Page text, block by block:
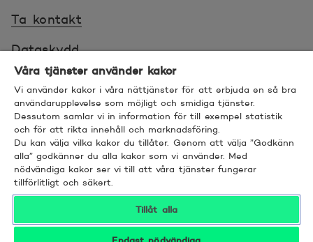
Ta kontakt
Dataskydd
Webbplatscookies
Användarvillkor för webbplats
Villkor
Sköt ärenden tryggt
Tillgänglighet
Bra att veta
Våra tjänster använder kakor
Vi använder kakor i våra nättjänster för att erbjuda en så bra
användarupplevelse som möjligt och smidiga tjänster.
Dessutom samlar vi in information för till exempel statistik
och för att rikta innehåll och marknadsföring.
Du kan välja vilka kakor du tillåter. Genom att välja ”Godkänn
alla” godkänner du alla kakor som vi använder. Med
nödvändiga kakor ser vi till att våra tjänster fungerar
tillförlitligt och säkert.
Tillåt alla